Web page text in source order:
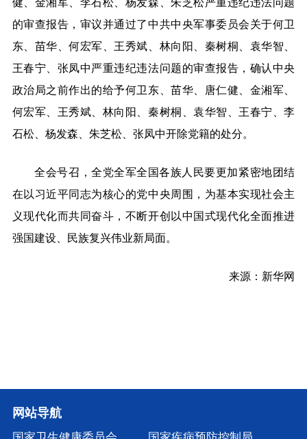
的审查报告，审议并通过了中共中央军事委员会关于何卫
东、苗华、何宏军、王秀斌、林向阳、秦树桐、袁华智、
王春宁、张凤中严重违纪违法问题的审查报告，确认中央
政治局之前作出的给予何卫东、苗华、唐仁健、金湘军、
何宏军、王秀斌、林向阳、秦树桐、袁华智、王春宁、李
石松、杨发森、朱芝松、张凤中开除党籍的处分。
全会号召，全党全军全国各族人民要更加紧密地团结
在以习近平同志为核心的党中央周围，为基本实现社会主
义现代化而共同奋斗，不断开创以中国式现代化全面推进
强国建设、民族复兴伟业新局面。
来源：新华网
网站导航